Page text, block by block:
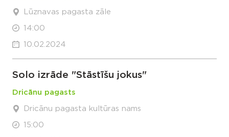
Lūznavas pagasta zāle
14:00
10.02.2024
Solo izrāde "Stāstīšu jokus"
Dricānu pagasts
Dricānu pagasta kultūras nams
15:00